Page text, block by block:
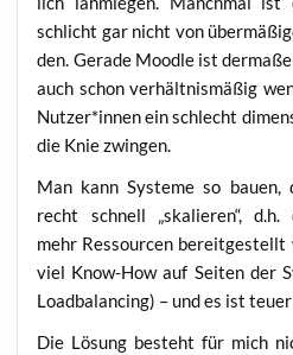
schlicht gar nicht von
den. Gera­de Mood­le ist
auch schon ver­hält­nis­mä­ßig
Nutzer*innen ein schlecht
die Knie zwingen.
Man kann Sys­te­me so bau­en,
recht schnell „ska­lie­ren“, d.h.
mehr Res­sour­cen bereit­ge­stellt
viel Know-How auf Sei­ten der
Load­ba­lan­cing) – und es ist
Die Lösung besteht für mich